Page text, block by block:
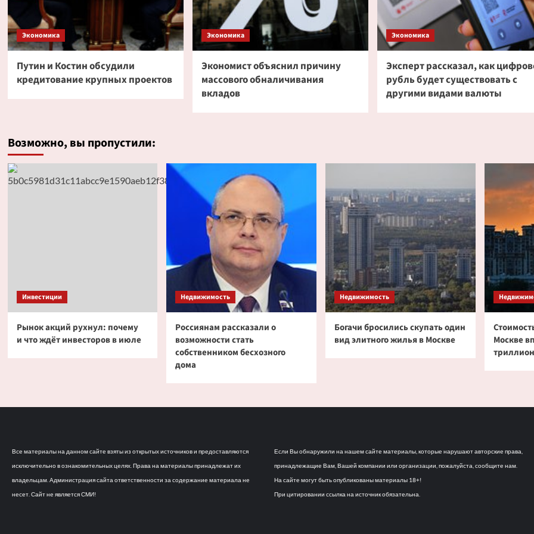
Экономика
Путин и Костин обсудили
кредитование крупных проектов
Экономика
Экономист объяснил причину
массового обналичивания
вкладов
Экономика
Эксперт рассказал, как
рубль будет существовать с
другими видами валюты
Возможно, вы пропустили:
Инвестиции
Рынок акций рухнул: почему
и что ждёт инвесторов в июле
Недвижимость
Россиянам рассказали о
возможности стать
собственником бесхозного
дома
Недвижимость
Богачи бросились скупать один
вид элитного жилья в Москве
Москве
Все материалы на данном сайте взяты из открытых источников и предоставляются
исключительно в ознакомительных целях. Права на материалы принадлежат их
владельцам. Администрация сайта ответственности за содержание материала не
несет. Сайт не является СМИ!
Если Вы обнаружили на нашем сайте материалы, которые нарушают авторские права,
принадлежащие Вам, Вашей компании или организации, пожалуйста, сообщите нам.
На сайте могут быть опубликованы материалы 18+!
При цитировании ссылка на источник обязательна.